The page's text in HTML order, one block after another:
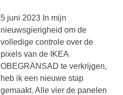
5 juni 2023 In mijn
nieuwsgierigheid om de
volledige controle over de
pixels van de IKEA
OBEGRÄNSAD te verkrijgen,
heb ik een nieuwe stap
gemaakt. Alle vier de panelen